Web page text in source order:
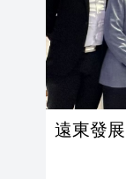
遠東發